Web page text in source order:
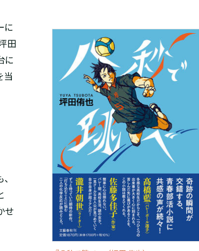
に
田
に
当
せ